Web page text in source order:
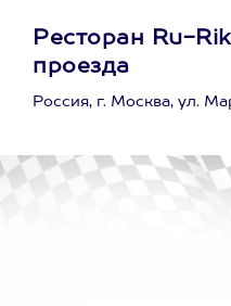
Ресторан Ru-
проезда
Россия, г. Москва, ул.